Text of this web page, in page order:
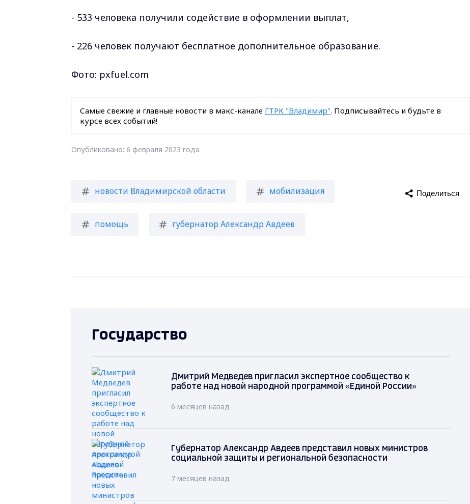
- 533 человека получили содействие в оформлении выплат,
- 226 человек получают бесплатное дополнительное образование.
Фото: pxfuel.com
Самые свежие и главные новости в макс-канале ГТРК "Владимир". Подписывайтесь и будьте в
курсе всех событий!
Опубликовано: 6 февраля 2023 года
новости Владимирской области мобилизация
помощь губернатор Александр Авдеев
Поделиться
Государство
Дмитрий Медведев пригласил экспертное сообщество к
работе над новой народной программой «Единой России»
6 месяцев назад
Губернатор Александр Авдеев представил новых министров
социальной защиты и региональной безопасности
7 месяцев назад